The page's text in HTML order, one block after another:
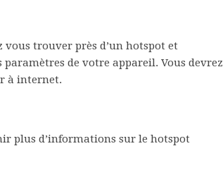
trouver près d’un hotspot et
paramètres de votre appareil. Vous devrez
à internet.
plus d’informations sur le hotspot